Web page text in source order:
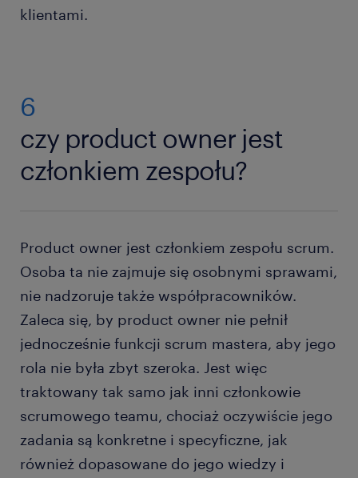
klientami.
6
czy product owner jest
członkiem zespołu?
Product owner jest członkiem zespołu scrum.
Osoba ta nie zajmuje się osobnymi sprawami,
nie nadzoruje także współpracowników.
Zaleca się, by product owner nie pełnił
jednocześnie funkcji scrum mastera, aby jego
rola nie była zbyt szeroka. Jest więc
traktowany tak samo jak inni członkowie
scrumowego teamu, chociaż oczywiście jego
zadania są konkretne i specyficzne, jak
również dopasowane do jego wiedzy i